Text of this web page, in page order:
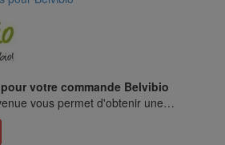
votre commande Belvibio
vous permet d'obtenir une…